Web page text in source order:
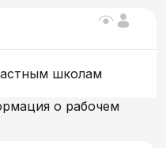
школам
о рабочем